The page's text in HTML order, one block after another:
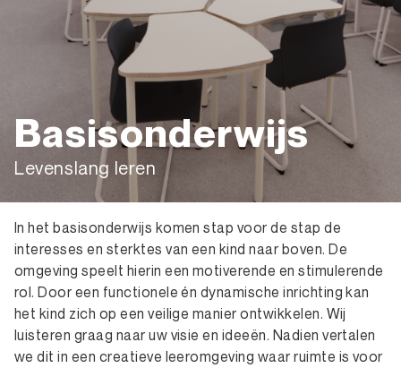
Basisonderwijs
Levenslang leren
In het basisonderwijs komen stap voor de stap de
interesses en sterktes van een kind naar boven. De
omgeving speelt hierin een motiverende en stimulerende
rol. Door een functionele én dynamische inrichting kan
het kind zich op een veilige manier ontwikkelen. Wij
luisteren graag naar uw visie en ideeën. Nadien vertalen
we dit in een creatieve leeromgeving waar ruimte is voor